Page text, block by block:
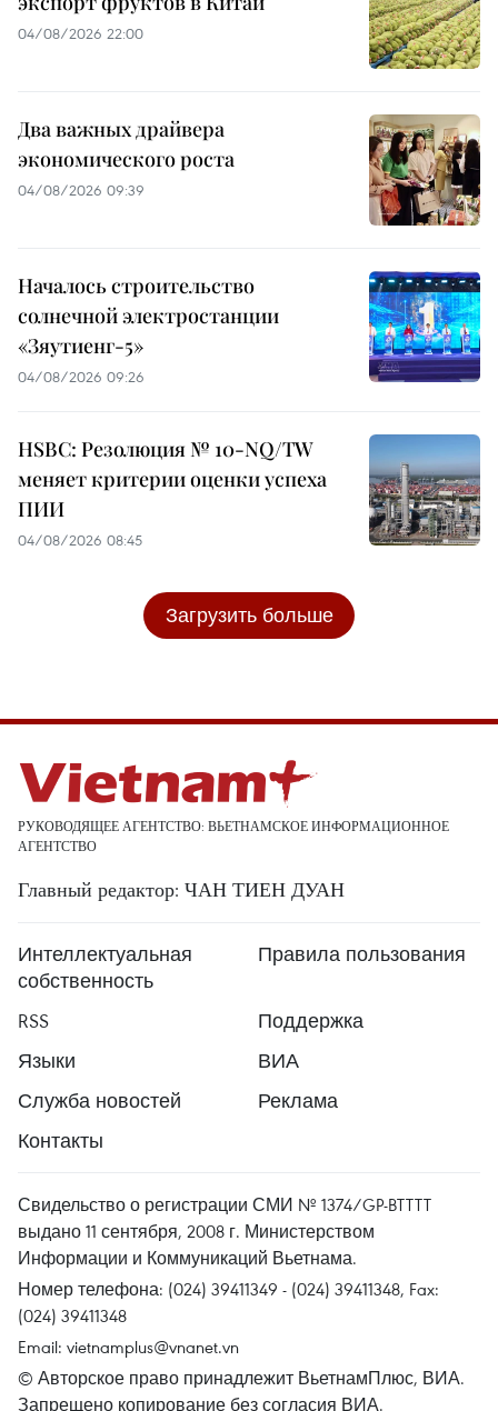
04/08/2026 22:00
Два важных драйвера
экономического роста
04/08/2026 09:39
Началось строительство
солнечной электростанции
«Зяутиенг-5»
04/08/2026 09:26
HSBC: Резолюция № 10-NQ/TW
меняет критерии оценки успеха
ПИИ
04/08/2026 08:45
Загрузить больше
РУКОВОДЯЩЕЕ АГЕНТСТВО: ВЬЕТНАМСКОЕ ИНФОРМАЦИОННОЕ
АГЕНТСТВО
Главный редактор: ЧАН ТИЕН ДУАН
Интеллектуальная
собственность
Правила пользования
RSS
Поддержка
Языки
ВИА
Служба новостей
Реклама
Контакты
Свидельство о регистрации СМИ № 1374/GP-BTTTT
выдано 11 сентября, 2008 г. Министерством
Информации и Коммуникаций Вьетнама.
Номер телефона: (024) 39411349 - (024) 39411348, Fax:
(024) 39411348
Email: vietnamplus@vnanet.vn
© Авторское право принадлежит ВьетнамПлюс, ВИА.
Запрещено копирование без согласия ВИА.